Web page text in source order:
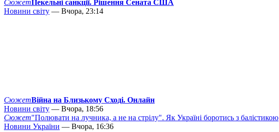
СюжетПекельні санкції. Рішення Сената США
Новини світу — Вчора, 23:14
СюжетВійна на Близькому Сході. Онлайн
Новини світу — Вчора, 18:56
Сюжет"Полювати на лучника, а не на стрілу". Як Україні боротись з балістикою
Новини України — Вчора, 16:36